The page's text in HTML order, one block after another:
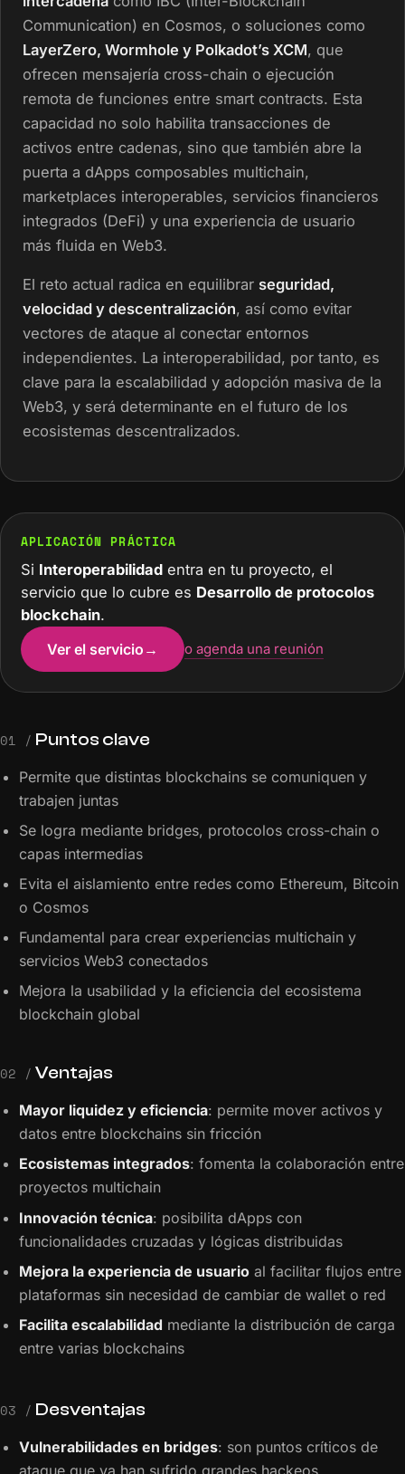
Communication) en Cosmos, o soluciones como
LayerZero, Wormhole y Polkadot’s XCM, que
ofrecen mensajería cross-chain o ejecución
remota de funciones entre smart contracts. Esta
capacidad no solo habilita transacciones de
activos entre cadenas, sino que también abre la
puerta a dApps composables multichain,
marketplaces interoperables, servicios financieros
integrados (DeFi) y una experiencia de usuario
más fluida en Web3.
El reto actual radica en equilibrar seguridad,
velocidad y descentralización, así como evitar
vectores de ataque al conectar entornos
independientes. La interoperabilidad, por tanto, es
clave para la escalabilidad y adopción masiva de la
Web3, y será determinante en el futuro de los
ecosistemas descentralizados.
APLICACIÓN PRÁCTICA
Si Interoperabilidad entra en tu proyecto, el
servicio que lo cubre es Desarrollo de protocolos
blockchain.
Ver el servicio → o agenda una reunión
01 / Puntos clave
Permite que distintas blockchains se comuniquen y
trabajen juntas
Se logra mediante bridges, protocolos cross-chain o
capas intermedias
Evita el aislamiento entre redes como Ethereum, Bitcoin
o Cosmos
Fundamental para crear experiencias multichain y
servicios Web3 conectados
Mejora la usabilidad y la eficiencia del ecosistema
blockchain global
02 / Ventajas
Mayor liquidez y eficiencia: permite mover activos y
datos entre blockchains sin fricción
Ecosistemas integrados: fomenta la colaboración entre
proyectos multichain
Innovación técnica: posibilita dApps con
funcionalidades cruzadas y lógicas distribuidas
Mejora la experiencia de usuarioal facilitar flujos entre
plataformas sin necesidad de cambiar de wallet o red
Facilita escalabilidad mediante la distribución de carga
entre varias blockchains
03 / Desventajas
Vulnerabilidades en bridges: son puntos críticos de